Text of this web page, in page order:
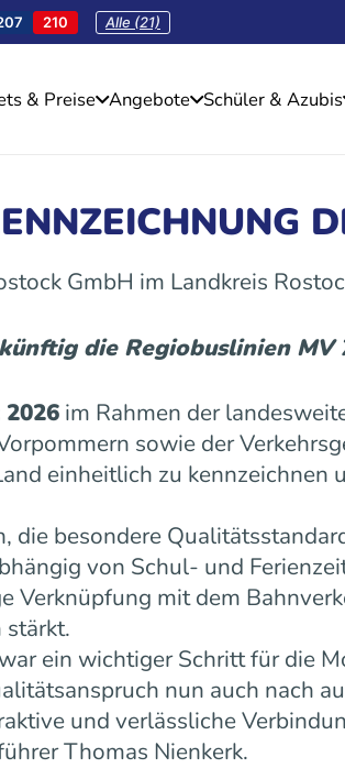
210 Alle (21)
& Preise Angebote Schüler & Azubis
GmbH im Landkreis
die Regiobuslinien MV
im Rahmen der
sowie der
einheitlich zu kennzeichnen
besondere
von Schul- und
Verknüpfung mit dem
stärkt.
ein wichtiger Schritt für die
nun auch nach
und verlässliche
Thomas Nienkerk.